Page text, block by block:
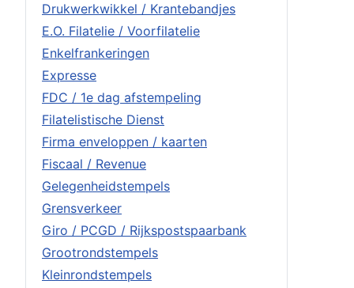
Drukwerkwikkel / Krantebandjes
E.O. Filatelie / Voorfilatelie
Enkelfrankeringen
Expresse
FDC / 1e dag afstempeling
Filatelistische Dienst
Firma enveloppen / kaarten
Fiscaal / Revenue
Gelegenheidstempels
Grensverkeer
Giro / PCGD / Rijkspostspaarbank
Grootrondstempels
Kleinrondstempels